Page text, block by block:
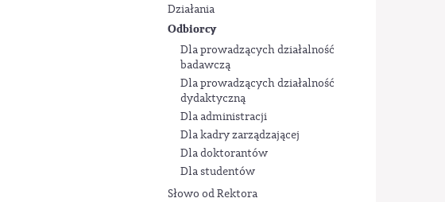
Działania
Odbiorcy
Dla prowadzących działalność
badawczą
Dla prowadzących działalność
dydaktyczną
Dla administracji
Dla kadry zarządzającej
Dla doktorantów
Dla studentów
Słowo od Rektora